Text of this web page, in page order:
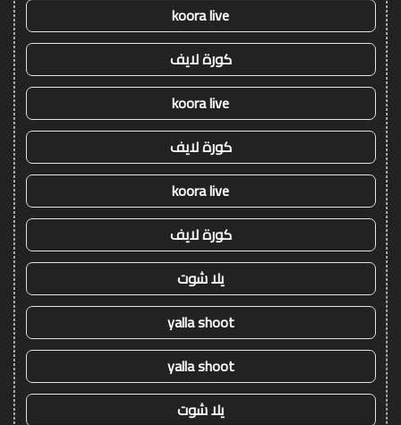
koora live
كورة لايف
koora live
كورة لايف
koora live
كورة لايف
يلا شوت
yalla shoot
yalla shoot
يلا شوت